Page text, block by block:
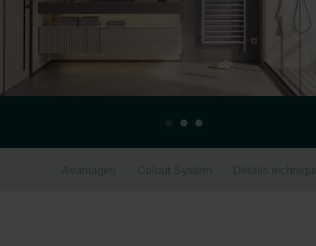
Avantages Colour System Détails